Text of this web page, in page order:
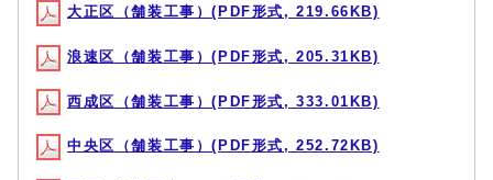
大正区（舗装工事）(PDF形式, 219.66KB)
浪速区（舗装工事）(PDF形式, 205.31KB)
西成区（舗装工事）(PDF形式, 333.01KB)
中央区（舗装工事）(PDF形式, 252.72KB)